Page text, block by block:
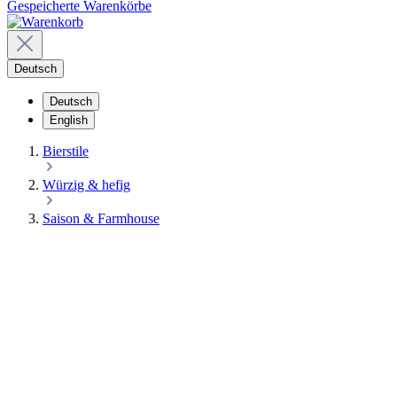
Gespeicherte Warenkörbe
Deutsch
Deutsch
English
Bierstile
Würzig & hefig
Saison & Farmhouse